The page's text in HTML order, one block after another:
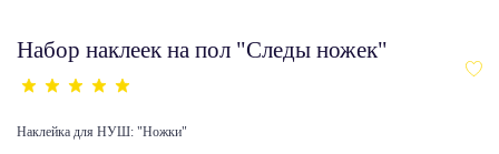
Набор наклеек на пол "Следы ножек"
Наклейка для НУШ: "Ножки"